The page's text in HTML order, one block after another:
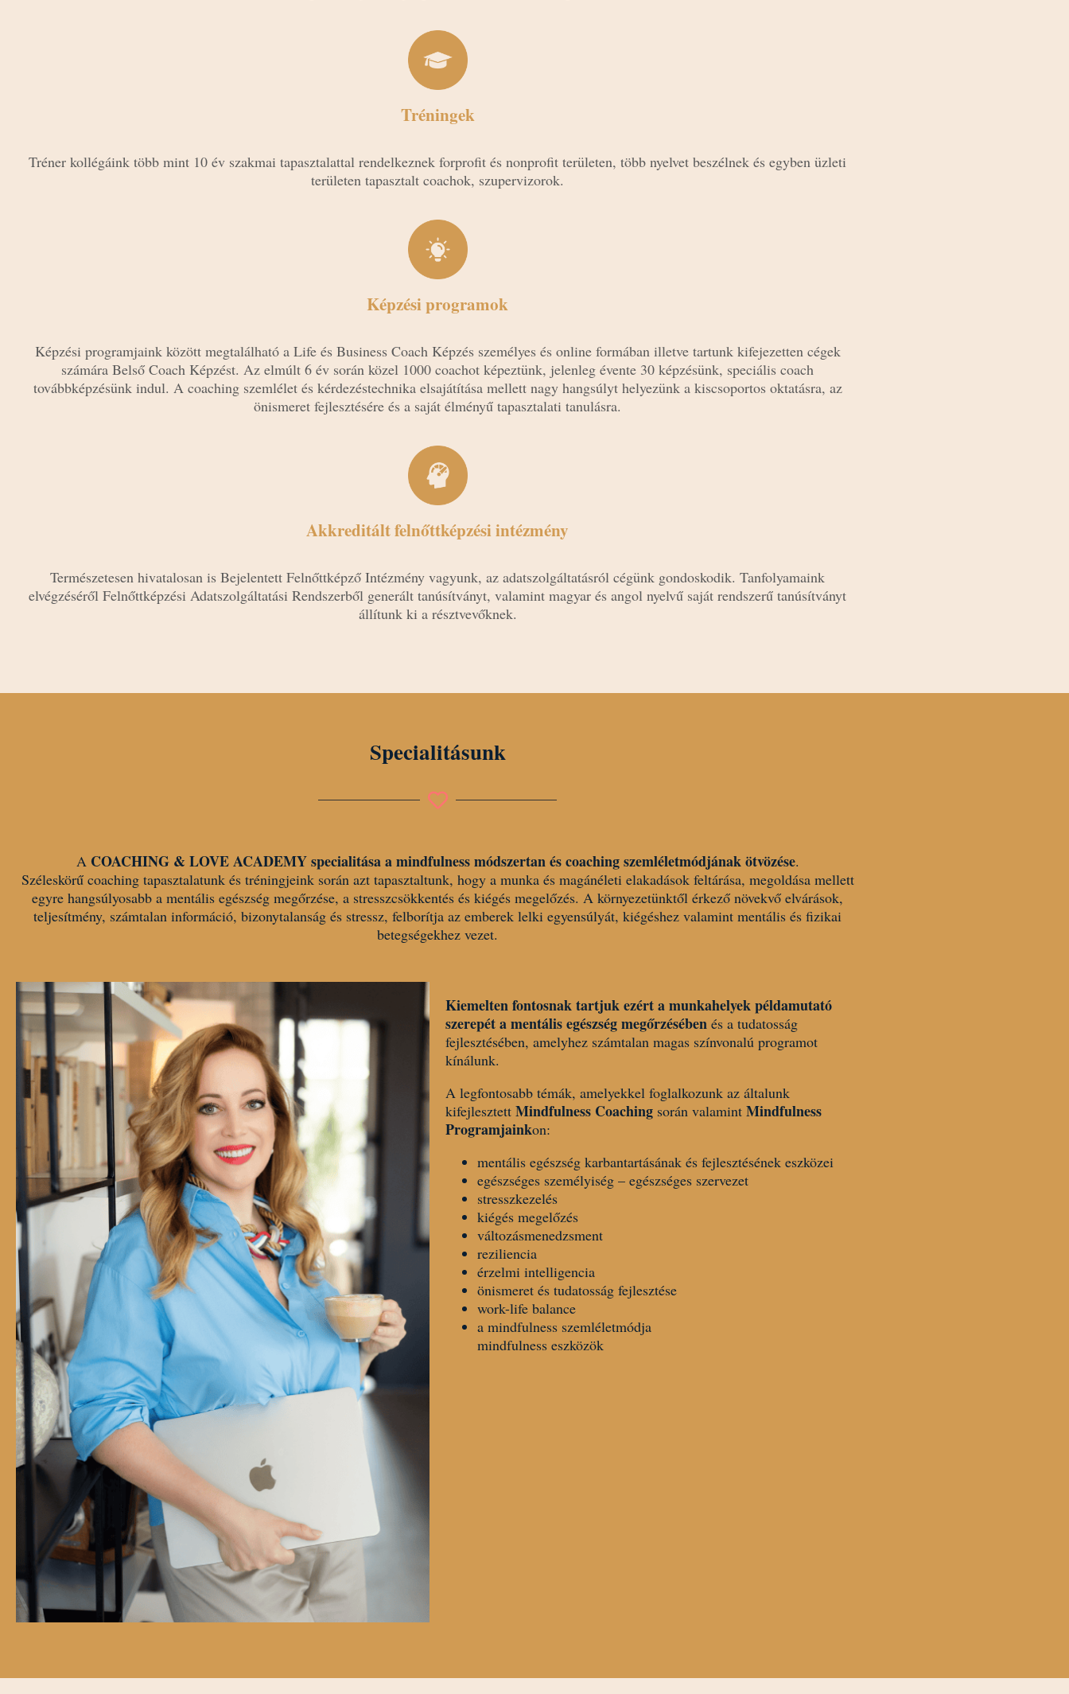
Tréningek
Tréner kollégáink több mint 10 év szakmai tapasztalattal rendelkeznek forprofit és nonprofit területen, több nyelvet beszélnek és egyben üzleti
területen tapasztalt coachok, szupervizorok.
Képzési programok
Képzési programjaink között megtalálható a Life és Business Coach Képzés személyes és online formában illetve tartunk kifejezetten cégek
számára Belső Coach Képzést. Az elmúlt 6 év során közel 1000 coachot képeztünk, jelenleg évente 30 képzésünk, speciális coach
továbbképzésünk indul. A coaching szemlélet és kérdezéstechnika elsajátítása mellett nagy hangsúlyt helyezünk a kiscsoportos oktatásra, az
önismeret fejlesztésére és a saját élményű tapasztalati tanulásra.
Akkreditált felnőttképzési intézmény
Természetesen hivatalosan is Bejelentett Felnőttképző Intézmény vagyunk, az adatszolgáltatásról cégünk gondoskodik. Tanfolyamaink
elvégzéséről Felnőttképzési Adatszolgáltatási Rendszerből generált tanúsítványt, valamint magyar és angol nyelvű saját rendszerű tanúsítványt
állítunk ki a résztvevőknek.
Specialitásunk
A COACHING & LOVE ACADEMY specialitása a mindfulness módszertan és coaching szemléletmódjának ötvözése.
Széleskörű coaching tapasztalatunk és tréningjeink során azt tapasztaltunk, hogy a munka és magánéleti elakadások feltárása, megoldása mellett
egyre hangsúlyosabb a mentális egészség megőrzése, a stresszcsökkentés és kiégés megelőzés. A környezetünktől érkező növekvő elvárások,
teljesítmény, számtalan információ, bizonytalanság és stressz, felborítja az emberek lelki egyensúlyát, kiégéshez valamint mentális és fizikai
betegségekhez vezet.
Kiemelten fontosnak tartjuk ezért a munkahelyek példamutató
szerepét a mentális egészség megőrzésében és a tudatosság
fejlesztésében, amelyhez számtalan magas színvonalú programot
kínálunk.
A legfontosabb témák, amelyekkel foglalkozunk az általunk
kifejlesztett Mindfulness Coaching során valamint Mindfulness
Programjainkon:
mentális egészség karbantartásának és fejlesztésének eszközei
egészséges személyiség – egészséges szervezet
stresszkezelés
kiégés megelőzés
változásmenedzsment
reziliencia
érzelmi intelligencia
önismeret és tudatosság fejlesztése
work-life balance
a mindfulness szemléletmódja
mindfulness eszközök